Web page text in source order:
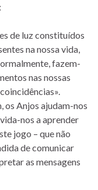
de luz constituídos
na nossa vida,
fazem-
nas nossas
os Anjos ajudam-nos
nos a aprender
jogo – que não
de comunicar
as mensagens